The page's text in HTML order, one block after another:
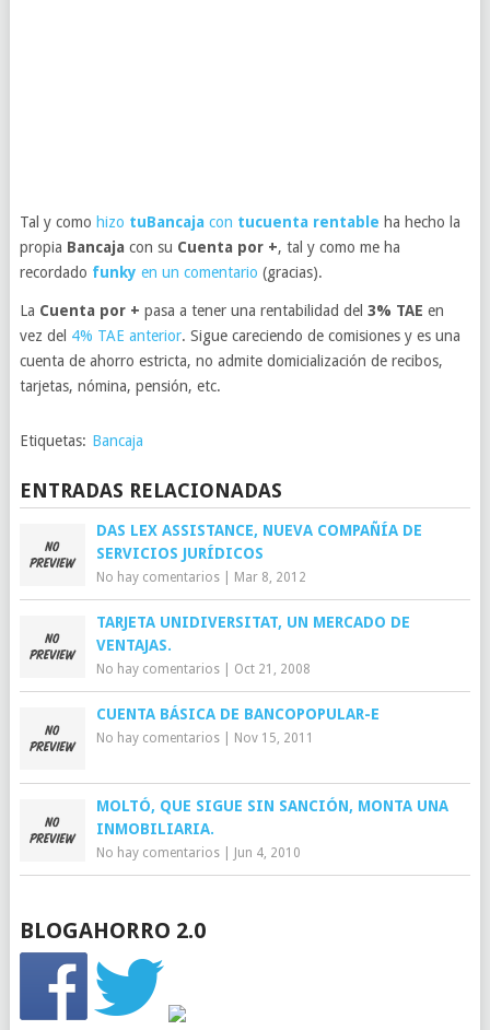
Tal y como hizo tuBancajacon tucuenta rentable ha hecho la
propia Bancaja con su Cuenta por +, tal y como me ha
recordado funky en un comentario (gracias).
La Cuenta por + pasa a tener una rentabilidad del 3% TAE en
vez del 4% TAE anterior. Sigue careciendo de comisiones y es una
cuenta de ahorro estricta, no admite domicialización de recibos,
tarjetas, nómina, pensión, etc.
Etiquetas: Bancaja
ENTRADAS RELACIONADAS
DAS LEX ASSISTANCE, NUEVA COMPAÑÍA DE
SERVICIOS JURÍDICOS
No hay comentarios| Mar 8, 2012
TARJETA UNIDIVERSITAT, UN MERCADO DE
VENTAJAS.
No hay comentarios| Oct 21, 2008
CUENTA BÁSICA DE BANCOPOPULAR-E
No hay comentarios| Nov 15, 2011
MOLTÓ, QUE SIGUE SIN SANCIÓN, MONTA UNA
INMOBILIARIA.
No hay comentarios| Jun 4, 2010
BLOGAHORRO 2.0